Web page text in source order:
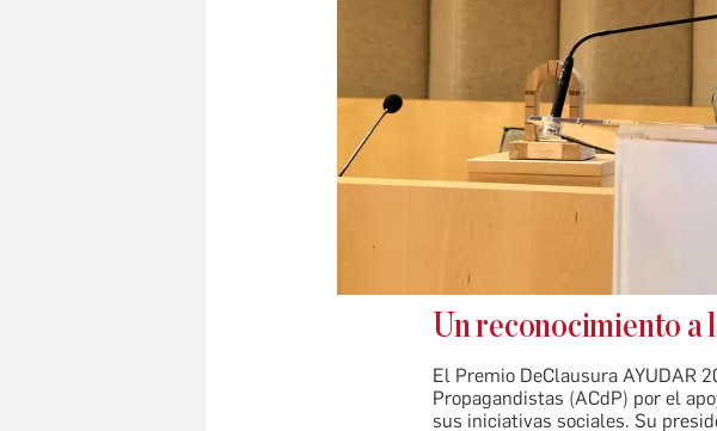
Un reconocimiento a
El Premio DeClausura AYUDAR
Propagandistas (ACdP) por el
sus iniciativas sociales. Su